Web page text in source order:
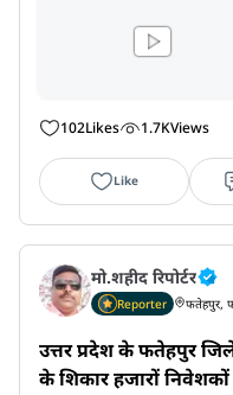
102Likes 1.7KViews
Like
मो.शहीद रिपोर्टर
Reporter फतेहपुर,
उत्तर प्रदेश के फतेहपुर
के शिकार हजारों